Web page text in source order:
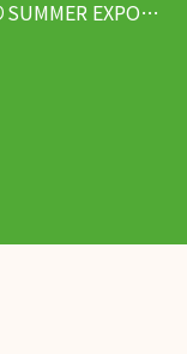
EXPO～